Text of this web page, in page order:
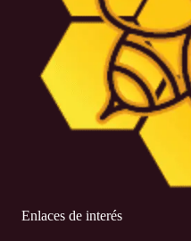
Enlaces de interés